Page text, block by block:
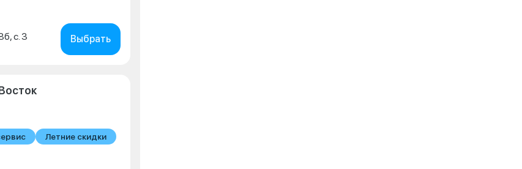
с. 3
Выбрать
Летние скидки